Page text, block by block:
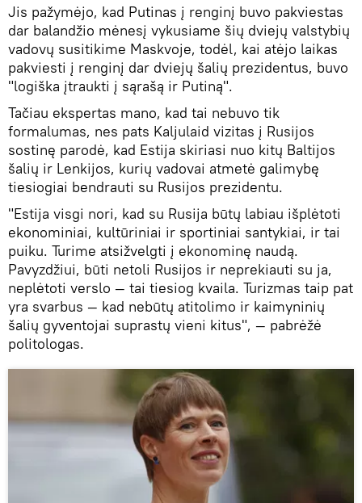
Jis pažymėjo, kad Putinas į renginį buvo pakviestas
dar balandžio mėnesį vykusiame šių dviejų valstybių
vadovų susitikime Maskvoje, todėl, kai atėjo laikas
pakviesti į renginį dar dviejų šalių prezidentus, buvo
"logiška įtraukti į sąrašą ir Putiną".
Tačiau ekspertas mano, kad tai nebuvo tik
formalumas, nes pats Kaljulaid vizitas į Rusijos
sostinę parodė, kad Estija skiriasi nuo kitų Baltijos
šalių ir Lenkijos, kurių vadovai atmetė galimybę
tiesiogiai bendrauti su Rusijos prezidentu.
"Estija visgi nori, kad su Rusija būtų labiau išplėtoti
ekonominiai, kultūriniai ir sportiniai santykiai, ir tai
puiku. Turime atsižvelgti į ekonominę naudą.
Pavyzdžiui, būti netoli Rusijos ir neprekiauti su ja,
neplėtoti verslo — tai tiesiog kvaila. Turizmas taip pat
yra svarbus — kad nebūtų atitolimo ir kaimyninių
šalių gyventojai suprastų vieni kitus", — pabrėžė
politologas.